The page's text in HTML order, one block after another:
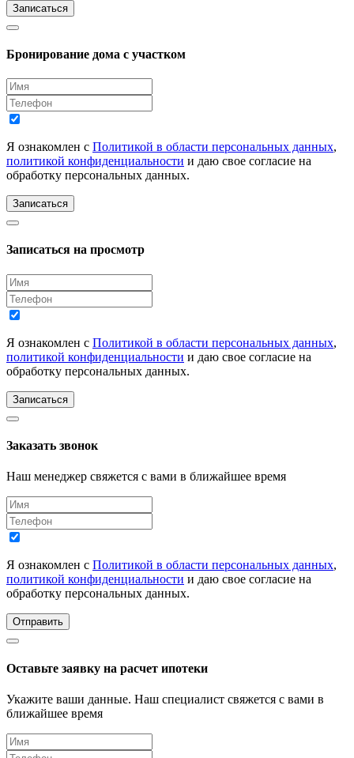
Записаться
Бронирование дома с участком
Я ознакомлен с Политикой в области персональных данных,
политикой конфиденциальности и даю свое согласие на
обработку персональных данных.
Записаться
Записаться на просмотр
Я ознакомлен с Политикой в области персональных данных,
политикой конфиденциальности и даю свое согласие на
обработку персональных данных.
Записаться
Заказать звонок
Наш менеджер свяжется с вами в ближайшее время
Я ознакомлен с Политикой в области персональных данных,
политикой конфиденциальности и даю свое согласие на
обработку персональных данных.
Отправить
Оставьте заявку на расчет ипотеки
Укажите ваши данные. Наш специалист свяжется с вами в
ближайшее время